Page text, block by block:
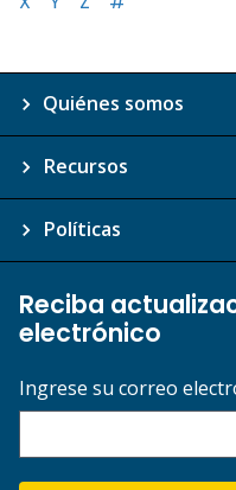
Quiénes somos
Recursos
Políticas
Reciba
electrónico
Ingrese su correo